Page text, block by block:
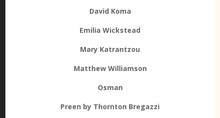
David Koma
Emilia Wickstead
Mary Katrantzou
Matthew Williamson
Osman
Preen by Thornton Bregazzi